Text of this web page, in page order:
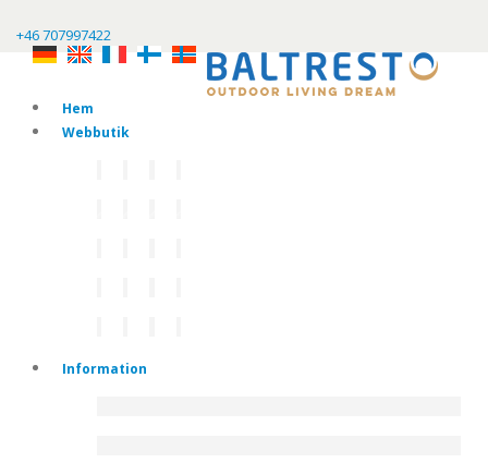
+46 707997422
Hem
Webbutik
Information